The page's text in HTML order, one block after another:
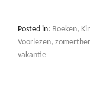
Posted in: Boeken,
Voorlezen,
vakantie